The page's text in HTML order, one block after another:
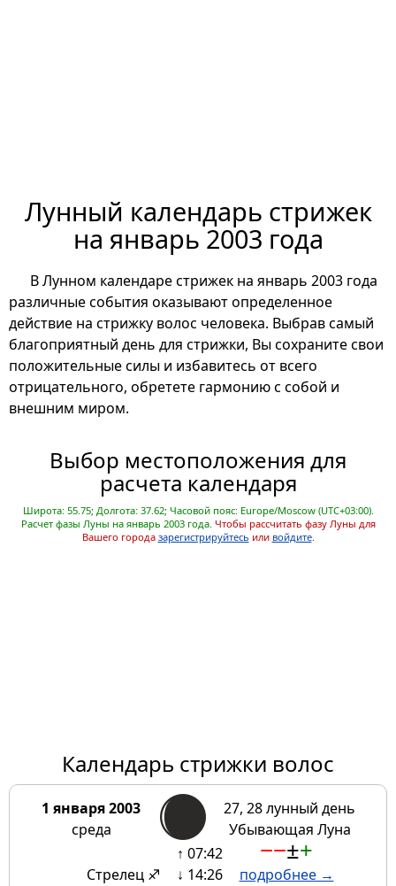
Лунный календарь стрижек
на январь 2003 года
В Лунном календаре стрижек на январь 2003 года
различные события оказывают определенное
действие на стрижку волос человека. Выбрав самый
благоприятный день для стрижки, Вы сохраните свои
положительные силы и избавитесь от всего
отрицательного, обретете гармонию с собой и
внешним миром.
Выбор местоположения для
расчета календаря
Широта: 55.75; Долгота: 37.62; Часовой пояс: Europe/Moscow (UTC+03:00).
Расчет фазы Луны на январь 2003 года. Чтобы рассчитать фазу Луны для
Вашего города зарегистрируйтесь или войдите.
Календарь стрижки волос
1 января 2003
среда
27, 28 лунный день
Убывающая Луна
Стрелец ♐
↑ 07:42
↓ 14:26
−−±+
подробнее →